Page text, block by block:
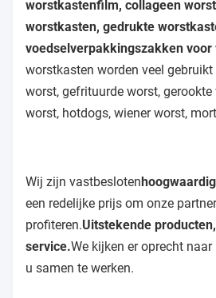
worstkastenfilm, collageen
worstkasten, gedrukte
voedselverpakkingszakken voor
worstkasten worden veel gebruikt
worst, gefrituurde worst, gerookte
worst, hotdogs, wiener worst,
Wij zijn vastbesloten
een redelijke prijs om onze
profiteren.Uitstekende
service.We kijken er oprecht
u samen te werken.